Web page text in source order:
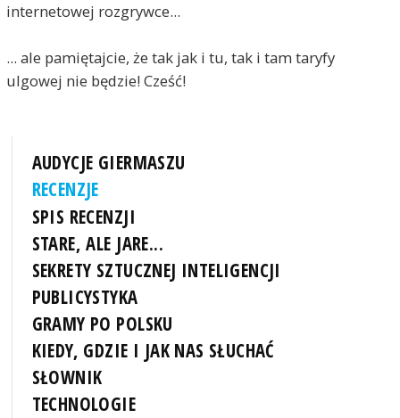
internetowej rozgrywce...
... ale pamiętajcie, że tak jak i tu, tak i tam taryfy
ulgowej nie będzie! Cześć!
AUDYCJE GIERMASZU
RECENZJE
SPIS RECENZJI
STARE, ALE JARE...
SEKRETY SZTUCZNEJ INTELIGENCJI
PUBLICYSTYKA
GRAMY PO POLSKU
KIEDY, GDZIE I JAK NAS SŁUCHAĆ
SŁOWNIK
TECHNOLOGIE